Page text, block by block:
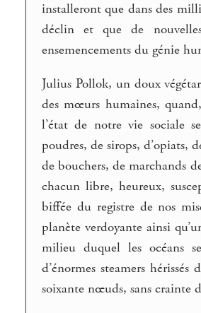
installeront que dans des
déclin et que de
ensemencements du génie
Julius Pollok, un doux
des mœurs humaines,
l’état de notre vie sociale
poudres, de sirops,
de bouchers, de marchands
chacun libre, heureux,
biffée du registre de nos
planète verdoyante ainsi
milieu duquel les océans
d’énormes steamers
soixante nœuds, sans crainte